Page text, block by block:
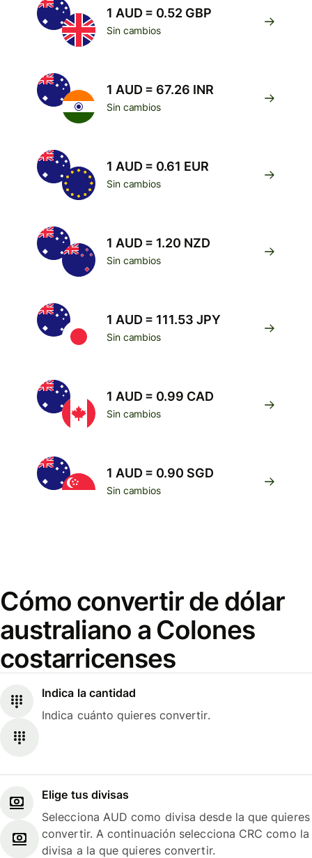
1 AUD = 0.52 GBP
Sin cambios
1 AUD = 67.26 INR
Sin cambios
1 AUD = 0.61 EUR
Sin cambios
1 AUD = 1.20 NZD
Sin cambios
1 AUD = 111.53 JPY
Sin cambios
1 AUD = 0.99 CAD
Sin cambios
1 AUD = 0.90 SGD
Sin cambios
Cómo convertir de dólar
australiano a Colones
costarricenses
Indica la cantidad
Indica cuánto quieres convertir.
Elige tus divisas
Selecciona AUD como divisa desde la que quieres
convertir. A continuación selecciona CRC como la
divisa a la que quieres convertir.